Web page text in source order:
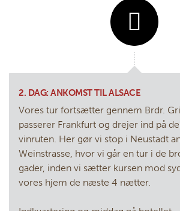
2. DAG: ANKOMST TIL ALSACE
Vores tur fortsætter gennem Brdr.
passerer Frankfurt og drejer ind på
vinruten. Her gør vi stop i Neustadt
Weinstrasse, hvor vi går en tur i de
gader, inden vi sætter kursen mod
vores hjem de næste 4 nætter.